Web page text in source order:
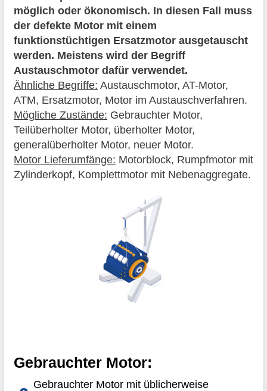
möglich oder ökonomisch. In diesen Fall muss
der defekte Motor mit einem
funktionstüchtigen Ersatzmotor ausgetauscht
werden. Meistens wird der Begriff
Austauschmotor dafür verwendet.
Ähnliche Begriffe: Austauschmotor, AT-Motor,
ATM, Ersatzmotor, Motor im Austauschverfahren.
Mögliche Zustände: Gebrauchter Motor,
Teilüberholter Motor, überholter Motor,
generalüberholter Motor, neuer Motor.
Motor Lieferumfänge: Motorblock, Rumpfmotor mit
Zylinderkopf, Komplettmotor mit Nebenaggregate.
Gebrauchter Motor:
Gebrauchter Motor mit üblicherweise